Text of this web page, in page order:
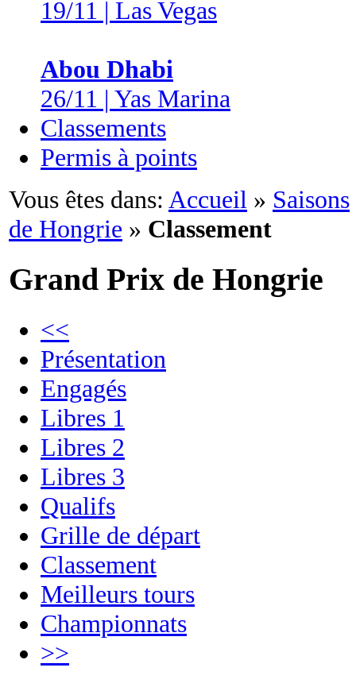
19/11 | Las Vegas
Abou Dhabi
26/11 | Yas Marina
Classements
Permis à points
Vous êtes dans: Accueil » Saisons
de Hongrie » Classement
Grand Prix de Hongrie
<<
Présentation
Engagés
Libres 1
Libres 2
Libres 3
Qualifs
Grille de départ
Classement
Meilleurs tours
Championnats
>>